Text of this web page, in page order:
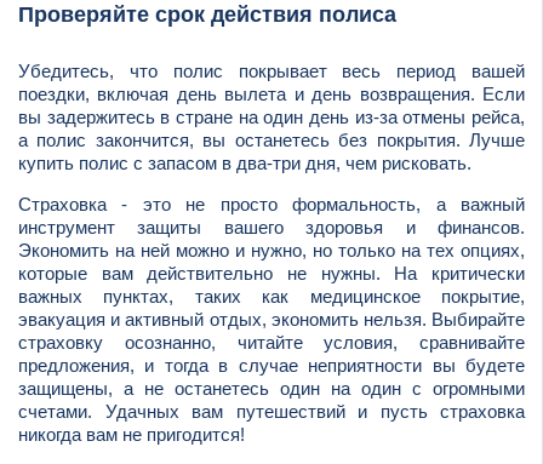
Проверяйте срок действия полиса
Убедитесь, что полис покрывает весь период вашей
поездки, включая день вылета и день возвращения. Если
вы задержитесь в стране на один день из-за отмены рейса,
а полис закончится, вы останетесь без покрытия. Лучше
купить полис с запасом в два-три дня, чем рисковать.
Страховка - это не просто формальность, а важный
инструмент защиты вашего здоровья и финансов.
Экономить на ней можно и нужно, но только на тех опциях,
которые вам действительно не нужны. На критически
важных пунктах, таких как медицинское покрытие,
эвакуация и активный отдых, экономить нельзя. Выбирайте
страховку осознанно, читайте условия, сравнивайте
предложения, и тогда в случае неприятности вы будете
защищены, а не останетесь один на один с огромными
счетами. Удачных вам путешествий и пусть страховка
никогда вам не пригодится!